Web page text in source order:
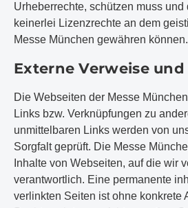
Urheberrechte, schützen muss und
keinerlei Lizenzrechte an dem
Messe München gewähren können.
Externe Verweise
Die Webseiten der Messe
Links bzw. Verknüpfungen zu
unmittelbaren Links werden von
Sorgfalt geprüft. Die Messe
Inhalte von Webseiten, auf die wir
verantwortlich. Eine permanente
verlinkten Seiten ist ohne konkrete